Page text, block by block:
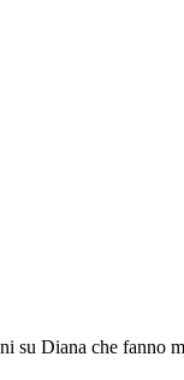
su Diana che fanno